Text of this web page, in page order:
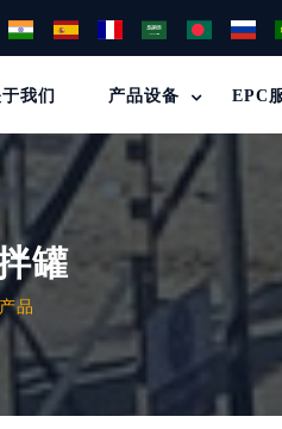
我们 产品设备 EPC
罐
产品